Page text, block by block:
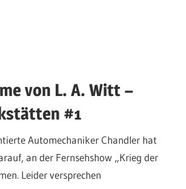
von L. A. Witt –
#1
Automechaniker Chandler hat
an der Fernsehshow „Krieg der
Leider versprechen